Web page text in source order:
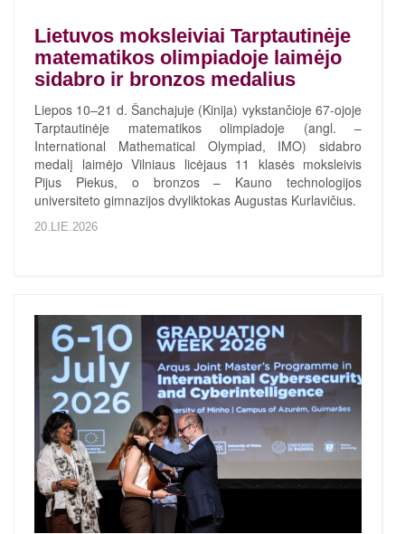
Lietuvos moksleiviai Tarptautinėje
matematikos olimpiadoje laimėjo
sidabro ir bronzos medalius
Liepos 10–21 d. Šanchajuje (Kinija) vykstančioje 67-ojoje
Tarptautinėje matematikos olimpiadoje (angl. –
International Mathematical Olympiad, IMO) sidabro
medalį laimėjo Vilniaus licėjaus 11 klasės moksleivis
Pijus Piekus, o bronzos – Kauno technologijos
universiteto gimnazijos dvyliktokas Augustas Kurlavičius.
20.LIE.2026